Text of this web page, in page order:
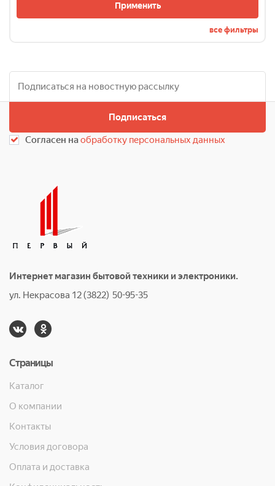
Применить
все фильтры
Подписаться
Согласен наобработку персональных данных
Интернет магазин бытовой техники и электроники.
ул. Некрасова 12 (3822) 50-95-35
Страницы
Каталог
О компании
Контакты
Условия договора
Оплата и доставка